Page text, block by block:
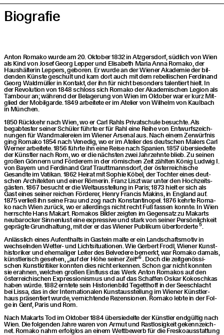
Bio­gra­fie
Anton Roma­ko wur­de am 20. Okto­ber 1832 in Atz­gers­dorf, süd­lich von Wien
als Kind von Josef Georg Lep­per und Eli­sa­beth Maria Anna Roma­ko, der
Haus­häl­te­rin Lep­pers, gebo­ren. Er wur­de an der Wie­ner Aka­de­mie der bil­
den­den Küns­te geschult und kam dort auch mit dem rebel­li­schen Fer­di­nand
Georg Wald­mül­ler in Kon­takt, der ihn für nicht beson­ders talen­tiert hielt. In
der Revo­lu­ti­on von 1848 schloss sich Roma­ko der Aka­de­mi­schen Legi­on als
Tam­bour an; wäh­rend der Bela­ge­rung von Wien im Okto­ber war er kurz Mit­
glied der Mobil­gar­de. 1849 arbei­te­te er im Ate­lier von Wil­helm von Kaul­bach
in München.
1850 Rück­kehr nach Wien, wo er Carl Rahls Pri­vat­schu­le besuch­te. Als
begab­tes­ter sei­ner Schü­ler führ­te er für Rahl eine Rei­he von Ent­wurfs­zeich­
nun­gen für Wand­ma­le­rei­en im Wie­ner Arse­nal aus. Nach einem Zer­würf­nis
ging Roma­ko 1854 nach Vene­dig, wo er im Ate­lier des deut­schen Malers Carl
Wer­ner arbei­te­te. 1856 führ­te ihn eine Rei­se nach Spa­ni­en. 1857 über­sie­del­te
der Künst­ler nach Rom, wo er die nächs­ten zwei Jahr­zehn­te blieb. Zu sei­nen
gro­ßen Gön­nern und För­de­rern in der römi­schen Zeit zähl­ten König Lud­wig I.
von Bay­ern und Fer­di­nand Graf Trautt­manns­dorf, der öster­rei­chi­sche
Gesand­te im Vati­kan. 1862 Hei­rat mit Sophie Köbel, der Toch­ter eines deut­
schen Archi­tek­ten und einer Röme­rin. Franz Liszt war unter den Hoch­zeits­
gäs­ten. 1867 besucht er die Welt­aus­stel­lung in Paris; 1873 hielt er sich als
Gast eines sei­ner rei­chen För­de­rer, Hen­ry Fran­cis Mak­ins, in Eng­land auf.
1875 ver­ließ ihn sei­ne Frau und zog nach Kon­stan­ti­no­pel. 1876 kehr­te Roma­
ko nach Wien zurück, wo er aller­dings nicht recht Fuß fas­sen konn­te. In Wien
herrsch­te Hans Makart. Roma­kos Bil­der zeig­ten im Gegen­satz zu Makarts
neu­ba­ro­cker Sin­nen­lust eine expres­si­ve und stark von sei­ner Per­sön­lich­keit
gepräg­te Grund­hal­tung, mit der er das Wie­ner Publi­kum über­for­der­te5.
Anläss­lich eines Auf­ent­halts in Gas­tein mal­te er ein Land­schafts­mo­tiv in
wech­seln­den Wet­ter- und Licht­si­tua­tio­nen. Wie Ger­bert Frodl, Wie­ner Kunst­
his­to­ri­ker und ehe­ma­li­ger Lei­ter des Bel­ve­de­re bemerkt, war Roma­ko damals,
künst­le­risch gese­hen,„auf der Höhe sei­ner Zeit“6. Doch die zeit­ge­nös­si­
schen Kunst­kri­ti­ker konn­ten dies nicht erken­nen. Schon gar nicht konn­ten
sie erah­nen, wel­chen gro­ßen Ein­fluss das Werk Anton Roma­kos auf den
öster­rei­chi­schen Expres­sio­nis­mus und auf das Schaf­fen Oskar Kokosch­kas
haben wür­de. 1882 ern­te­te sein His­to­ri­en­bild Teget­t­hoff in der See­schlacht
bei Lis­sa, das in der Inter­na­tio­na­len Kunst­aus­stel­lung im Wie­ner Künst­ler­
haus prä­sen­tiert wur­de, ver­nich­ten­de Rezen­sio­nen. Roma­ko leb­te in der Fol­
ge in Genf, Paris und Rom.
Nach Makarts Tod im Okto­ber 1884 über­sie­del­te der Künst­ler end­gül­tig nach
Wien. Die fol­gen­den Jah­re waren von Armut und Rast­lo­sig­keit gekenn­zeich­
net. Roma­ko nahm erfolg­los an einem Wett­be­werb für die Fres­ko­aus­stat­tung